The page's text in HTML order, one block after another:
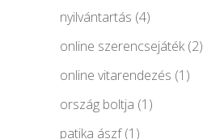
nyilvántartás (4)
online szerencsejáték(2)
online vitarendezés (1)
ország boltja (1)
patika ászf(1)